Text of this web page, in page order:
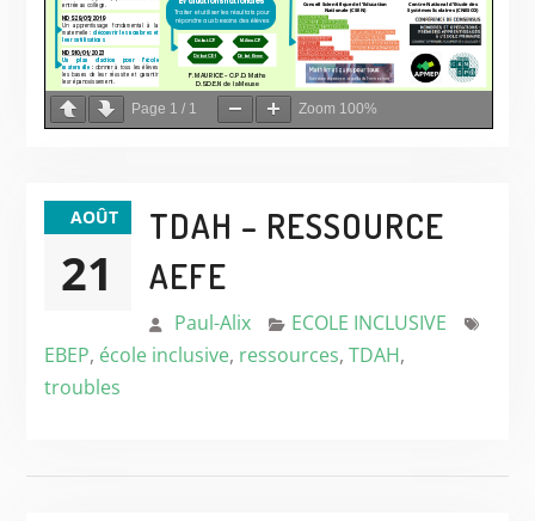
Page 1 / 1 Zoom 100%
AOÛT
21
TDAH – RESSOURCE
AEFE
Paul-Alix
ECOLE INCLUSIVE
EBEP, école inclusive, ressources, TDAH,
troubles